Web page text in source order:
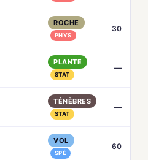
ROCHE
PHYS
30
PLANTE
STAT
—
TÉNÈBRES
STAT
—
VOL
SPÉ
60